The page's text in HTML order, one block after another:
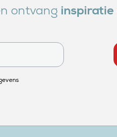
ontvang inspiratie